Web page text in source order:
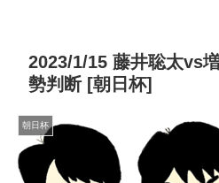
2023/1/15 藤井聡太vs
勢判断 [朝日杯]
朝日杯